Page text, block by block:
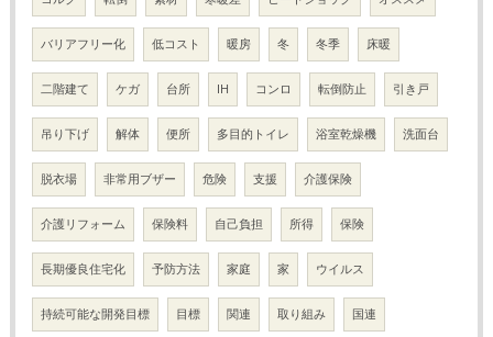
バリアフリー化 低コスト 暖房 冬 冬季 床暖
二階建て ケガ 台所 IH コンロ 転倒防止 引き戸
吊り下げ 解体 便所 多目的トイレ 浴室乾燥機 洗面台
脱衣場 非常用ブザー 危険 支援 介護保険
介護リフォーム 保険料 自己負担 所得 保険
長期優良住宅化 予防方法 家庭 家 ウイルス
持続可能な開発目標 目標 関連 取り組み 国連